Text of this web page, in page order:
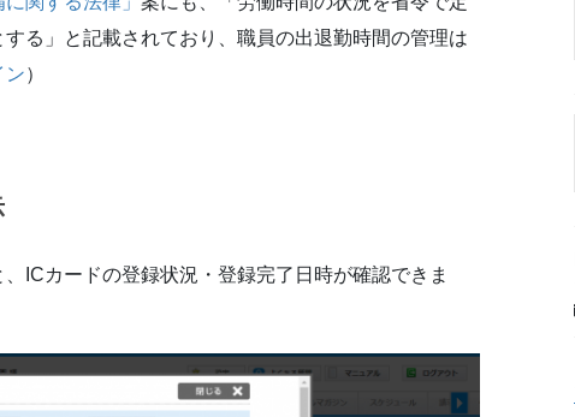
る」と記載されており、職員の出退勤時間の管理は
ン）
ICカードの登録状況・登録完了日時が確認できま